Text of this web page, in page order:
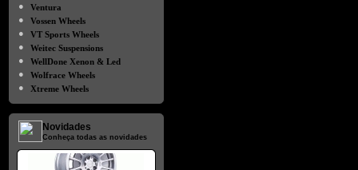
●
Ventura
●
Vossen Wheels
●
VT Sports Wheels
●
Weitec Suspensions
●
WellDone Xenon & Led
●
Wolfrace Wheels
●
Xtreme Wheels
Novidades
Conheça todas as novidades